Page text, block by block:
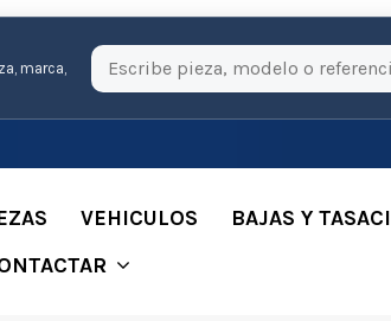
marca,
VEHICULOS
BAJAS Y